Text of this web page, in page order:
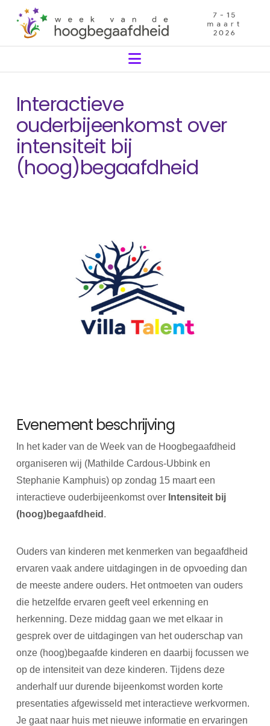
Navigation
Interactieve
ouderbijeenkomst over
intensiteit bij
(hoog)begaafdheid
Evenement beschrijving
In het kader van de Week van de Hoogbegaafdheid
organiseren wij (Mathilde Cardous-Ubbink en
Stephanie Kamphuis) op zondag 15 maart een
interactieve ouderbijeenkomst over Intensiteit bij
(hoog)begaafdheid .
Ouders van kinderen met kenmerken van begaafdheid
ervaren vaak andere uitdagingen in de opvoeding dan
de meeste andere ouders. Het ontmoeten van ouders
die hetzelfde ervaren geeft veel erkenning en
herkenning. Deze middag gaan we met elkaar in
gesprek over de uitdagingen van het ouderschap van
onze (hoog)begaafde kinderen en daarbij focussen we
op de intensiteit van deze kinderen. Tijdens deze
anderhalf uur durende bijeenkomst worden korte
presentaties afgewisseld met interactieve werkvormen.
Je gaat naar huis met nieuwe informatie en ervaringen